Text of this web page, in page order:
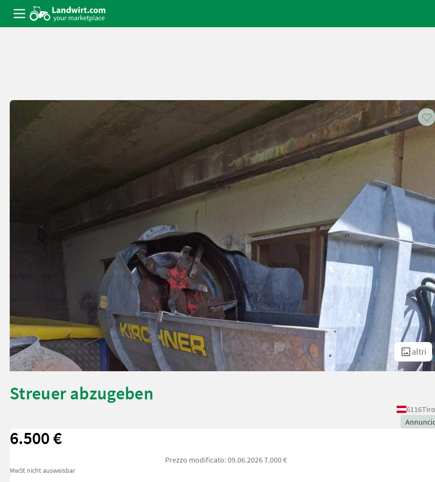
altri
Streuer abzugeben
6116
6.500 €
Prezzo modificato: 09.06.2026 7.000 €
MwSt nicht ausweisbar